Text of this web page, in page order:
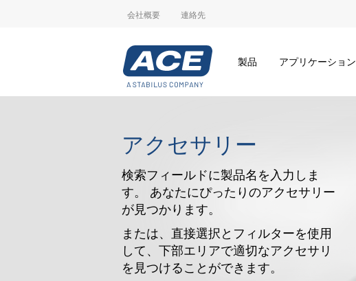
会社概要 連絡先
製品 アプリケーション
アクセサリー
検索フィールドに製品名を入力しま
す。 あなたにぴったりのアクセサリー
が見つかります。
または、直接選択とフィルターを使用
して、下部エリアで適切なアクセサリ
を見つけることができます。